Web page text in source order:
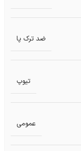
ضد ترک پا
تیوپ
عمومی